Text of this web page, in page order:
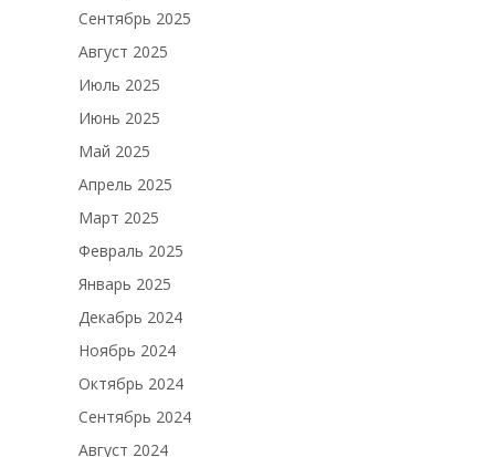
Сентябрь 2025
Август 2025
Июль 2025
Июнь 2025
Май 2025
Апрель 2025
Март 2025
Февраль 2025
Январь 2025
Декабрь 2024
Ноябрь 2024
Октябрь 2024
Сентябрь 2024
Август 2024